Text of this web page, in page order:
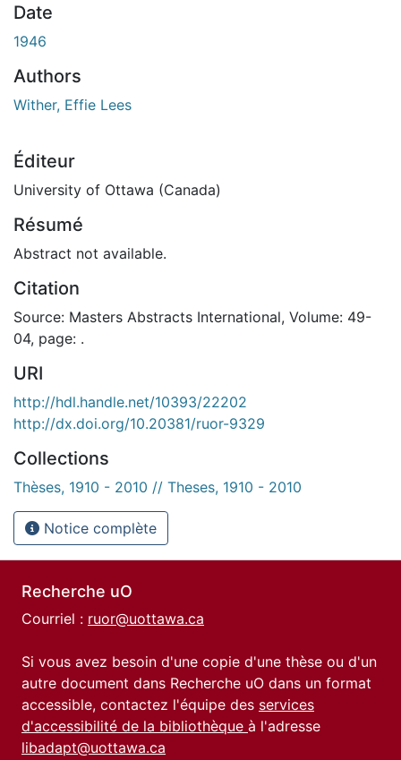
Date
1946
Authors
Wither, Effie Lees
Éditeur
University of Ottawa (Canada)
Résumé
Abstract not available.
Citation
Source: Masters Abstracts International, Volume: 49-
04, page: .
URI
http://hdl.handle.net/10393/22202
http://dx.doi.org/10.20381/ruor-9329
Collections
Thèses, 1910 - 2010 // Theses, 1910 - 2010
Notice complète
Recherche uO
Courriel : ruor@uottawa.ca
Si vous avez besoin d'une copie d'une thèse ou d'un
autre document dans Recherche uO dans un format
accessible, contactez l'équipe des services
d'accessibilité de la bibliothèque à l'adresse
libadapt@uottawa.ca